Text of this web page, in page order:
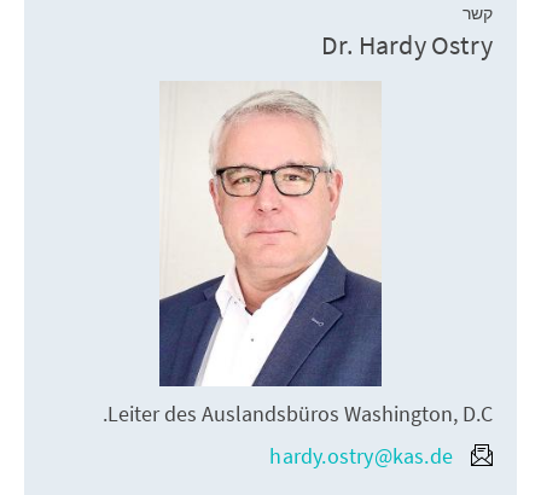
קשר
Dr. Hardy Ostry
Leiter des Auslandsbüros Washington, D.C.
hardy.ostry@kas.de